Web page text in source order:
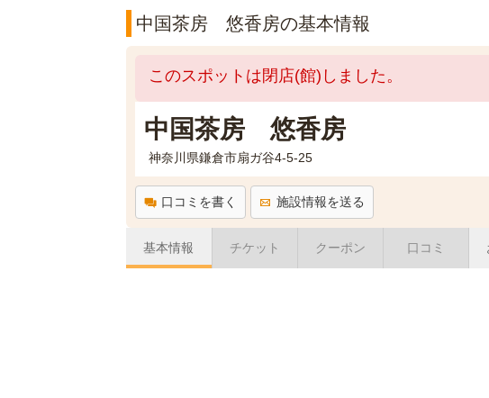
中国茶房 悠香房の基本情報
このスポットは閉店(館)しました。
中国茶房 悠香房
神奈川県鎌倉市扇ガ谷4-5-25
口コミを書く 施設情報を送る
基本情報 チケット クーポン 口コミ